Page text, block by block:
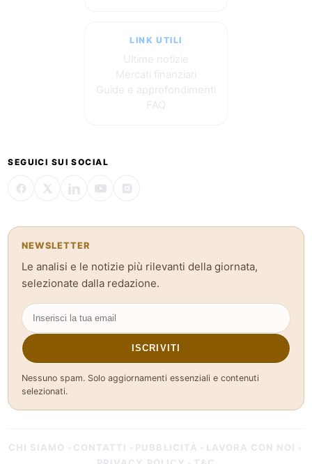
LINK UTILI
Ultime notizie
Mercati finanziari
Guide e approfondimenti
FAQ
SEGUICI SUI SOCIAL
NEWSLETTER
Le analisi e le notizie più rilevanti della giornata,
selezionate dalla redazione.
ISCRIVITI
Nessuno spam. Solo aggiornamenti essenziali e contenuti
selezionati.
CHI SIAMO CONTATTI PUBBLICITÀ LAVORA CON NOI